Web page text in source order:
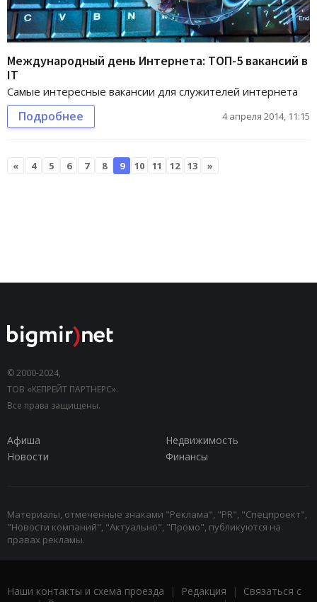
Международный день Интернета: ТОП-5 вакансий в
IT
Самые интересные вакансии для служителей интернета
Подробнее 4 апреля 2014, 11:15
« 4 5 6 7 8 9 10 11 12 13 »
© 2000-2024,
ТОВ «КЕПРЕЙТ ПАРТНЕРС».
Все права защищены.
Афиша
Недвижимость
Новости
Финансы
Материалы, отмеченные знаками "Реклама", "PR", "Спецпроект",
"Новости компаний", "Актуально", "Промо", публикуются на
правах рекламы.
Наши контакты и схема проезда | Редакция | Связаться с